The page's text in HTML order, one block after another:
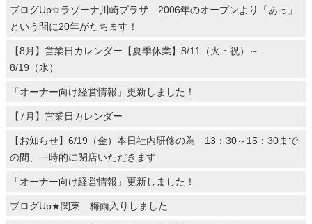
ブログUp☆ラゾーナ川崎プラザ 2006年のオープンより「あっ」
という間に20年がたちます！
【8月】営業日カレンダー【夏季休業】8/11（火・祝）～
8/19（水）
「オーナー向け経営情報」更新しました！
【7月】営業日カレンダー
【お知らせ】6/19（金）本日社内研修の為 13：30～15：30まで
の間、一時的に閉店いただきます
「オーナー向け経営情報」更新しました！
ブログUp★関東 梅雨入りしました